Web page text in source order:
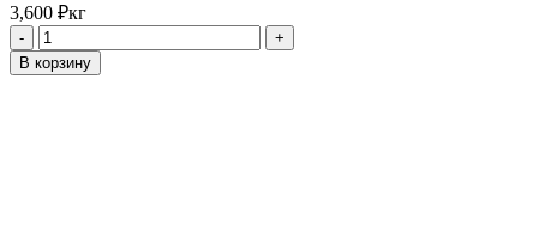
3,600 ₽кг
Количество
товара
American
В корзину